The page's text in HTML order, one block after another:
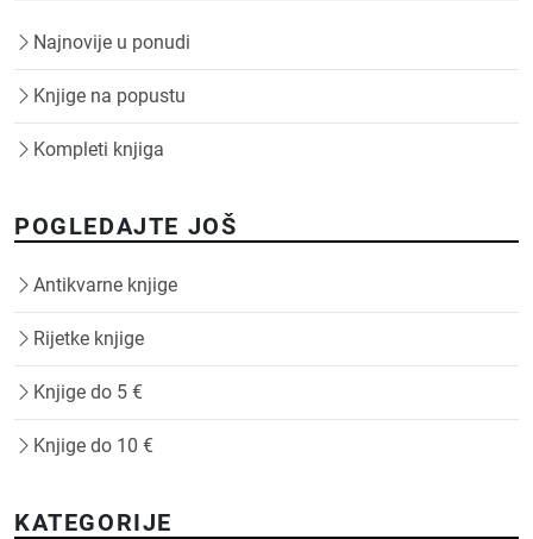
Najnovije u ponudi
Knjige na popustu
Kompleti knjiga
POGLEDAJTE JOŠ
Antikvarne knjige
Rijetke knjige
Knjige do 5 €
Knjige do 10 €
KATEGORIJE